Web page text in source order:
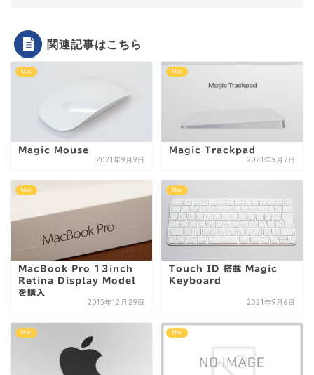
関連記事はこちら
Mac
Magic Mouse
2021年9月9日
Mac
Magic Trackpad
2021年9月7日
Mac
MacBook Pro 13inch
Retina Display Model
を購入
2015年12月29日
Mac
Touch ID 搭載 Magic
Keyboard
2021年9月6日
Mac Mac